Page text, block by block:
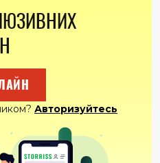
Авторизуйтесь